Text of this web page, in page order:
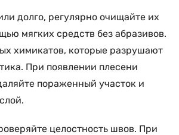
долго, регулярно очищайте их
мягких средств без абразивов.
химикатов, которые разрушают
При появлении плесени
пораженный участок и
целостность швов. При